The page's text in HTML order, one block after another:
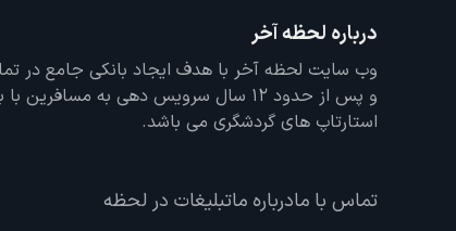
درباره لحظه آخر
و پس از حدود 12 سال سرویس دهی به
استارتاپ های گردشگری می باشد.
تماس با مادرباره ماتبلیغات در لحظه